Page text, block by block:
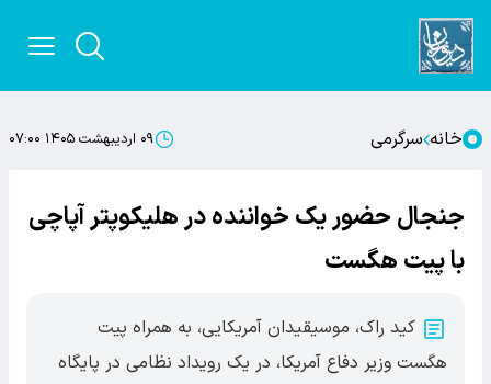
خانه سرگرمی ۰۹ اردیبهشت ۱۴۰۵ ۰۷:۰۰
جنجال حضور یک خواننده در هلیکوپتر آپاچی
با پیت هگست
کید راک، موسیقیدان آمریکایی، به همراه پیت
هگست وزیر دفاع آمریکا، در یک رویداد نظامی در پایگاه